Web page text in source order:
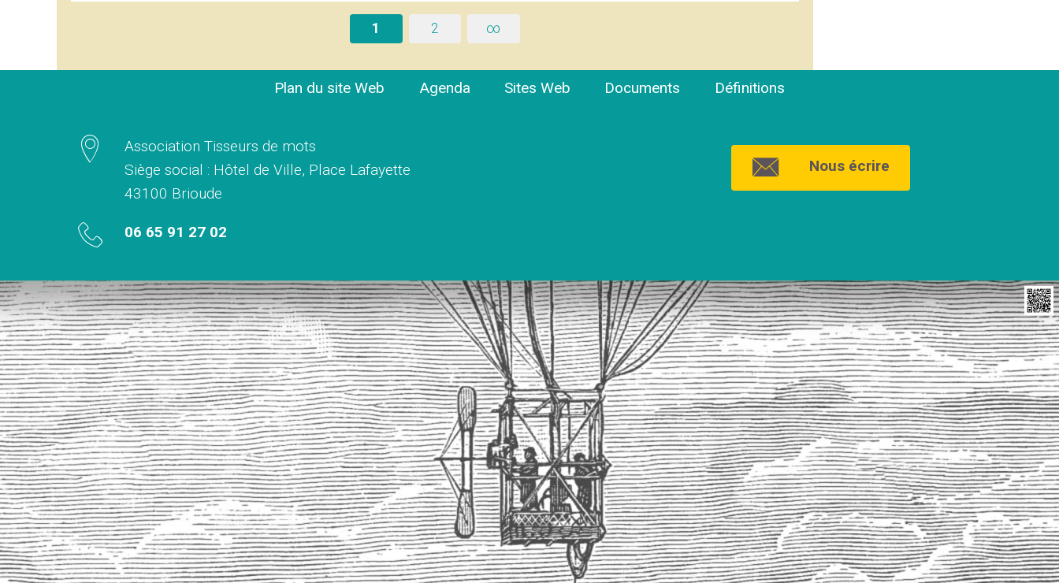
1 2 ∞
Plan du site Web Agenda Sites Web Documents Définitions
Association Tisseurs de mots
Siège social : Hôtel de Ville, Place Lafayette
43100 Brioude
06 65 91 27 02
Nous écrire